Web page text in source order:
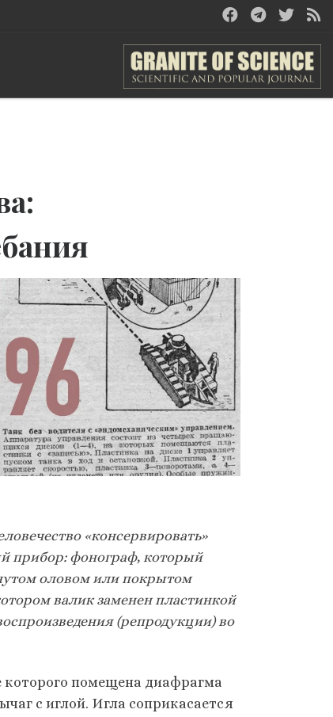
«консервировать»
прибор: фонограф, который
оловом или покрытом
валик заменен пластинкой
(репродукции) во
помещена диафрагма
с иглой. Игла соприкасается